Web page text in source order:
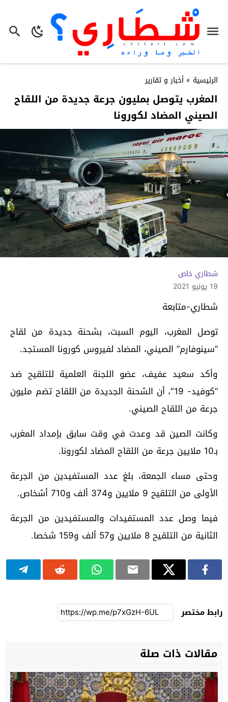
الرئيسية » أخبار و تقارير
المغرب يتوصل بمليون جرعة جديدة من اللقاح
الصيني المضاد لكورونا
شطاري خاص
19 يونيو 2021
شطاري-متابعة
توصل المغرب، اليوم السبت، بشحنة جديدة من لقاح
“سينوفارم” الصيني، المضاد لفيروس كورونا المستجد.
وأكد سعيد عفيف، عضو اللجنة العلمية للتلقيح ضد
“كوفيد- 19″، أن الشحنة الجديدة من اللقاح تضم مليون
جرعة من اللقاح الصيني.
وكانت الصين قد وعدت في وقت سابق بإمداد المغرب
بـ10 ملايين جرعة من اللقاح المضاد لكورونا.
وحتى مساء الجمعة، بلغ عدد المستفيدين من الجرعة
الأولى من التلقيح 9 ملايين و374 ألف و710 أشخاص.
فيما وصل عدد المستفيدات والمستفيدين من الجرعة
الثانية من التلقيح 8 ملايين و57 ألف و159 شخصا.
رابط مختصر
مقالات ذات صلة